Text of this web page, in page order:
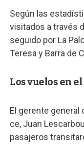
Según las
visitados a través
seguido por La
Teresa y Barra de
Los vuelos en
El gerente general
ce, Juan
pasajeros